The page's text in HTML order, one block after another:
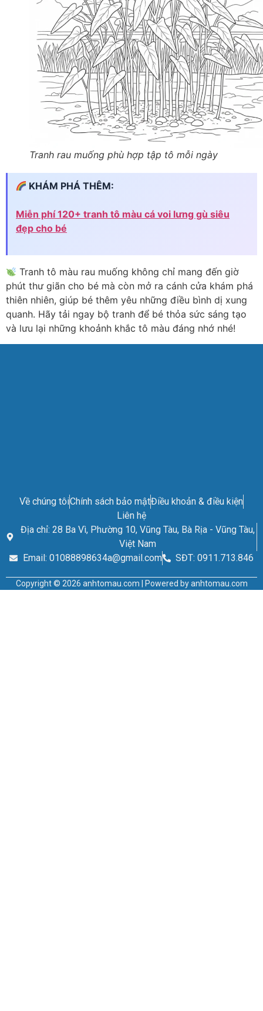
Tranh rau muống phù hợp tập tô mỗi ngày
KHÁM PHÁ THÊM:
Miễn phí 120+ tranh tô màu cá voi lưng gù siêu
đẹp cho bé
Tranh tô màu rau muống không chỉ mang đến giờ
phút thư giãn cho bé mà còn mở ra cánh cửa khám phá
thiên nhiên, giúp bé thêm yêu những điều bình dị xung
quanh. Hãy tải ngay bộ tranh để bé thỏa sức sáng tạo
và lưu lại những khoảnh khắc tô màu đáng nhớ nhé!
Về chúng tôiChính sách bảo mậtĐiều khoản & điều kiện
Liên hệ
Địa chỉ: 28 Ba Vì, Phường 10, Vũng Tàu, Bà Rịa - Vũng Tàu,
Việt Nam
Email: 01088898634a@gmail.com
SĐT: 0911.713.846
Copyright © 2026 anhtomau.com | Powered by anhtomau.com